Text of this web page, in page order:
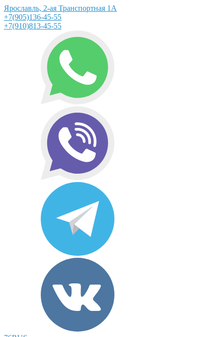
Ярославль, 2-ая Транспортная 1А
+7(905)136-45-55
+7(910)813-45-55